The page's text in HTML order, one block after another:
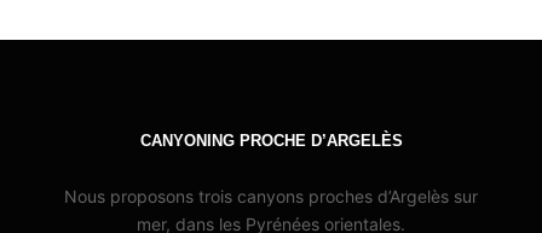
CANYONING PROCHE D’ARGELÈS
Nous proposons trois canyons proches d’Argelès sur
mer, dans les Pyrénées orientales.